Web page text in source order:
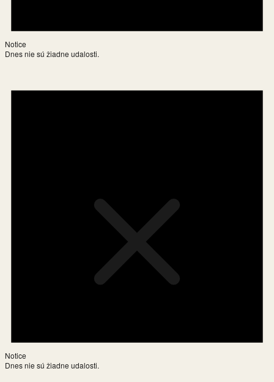
Notice
Dnes nie sú žiadne udalosti.
Notice
Dnes nie sú žiadne udalosti.